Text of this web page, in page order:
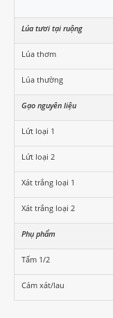
Lúa tươi tại ruộng
Lúa thơm
Lúa thường
Gạo nguyên liệu
Lứt loại 1
Lứt loại 2
Xát trắng loại 1
Xát trắng loại 2
Phụ phẩm
Tấm 1/2
Cám xát/lau